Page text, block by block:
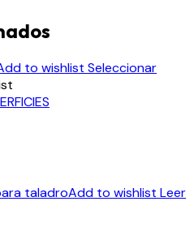
to wishlist Seleccionar
producto
opciones
se
Add to wishlist Leer